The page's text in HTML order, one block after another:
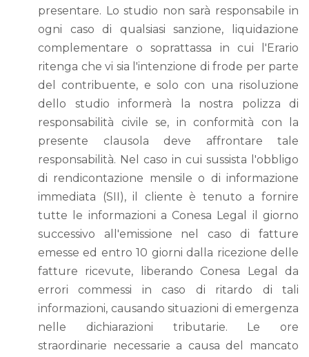
presentare. Lo studio non sarà responsabile in
ogni caso di qualsiasi sanzione, liquidazione
complementare o soprattassa in cui l'Erario
ritenga che vi sia l'intenzione di frode per parte
del contribuente, e solo con una risoluzione
dello studio informerà la nostra polizza di
responsabilità civile se, in conformità con la
presente clausola deve affrontare tale
responsabilità. Nel caso in cui sussista l'obbligo
di rendicontazione mensile o di informazione
immediata (SII), il cliente è tenuto a fornire
tutte le informazioni a Conesa Legal il giorno
successivo all'emissione nel caso di fatture
emesse ed entro 10 giorni dalla ricezione delle
fatture ricevute, liberando Conesa Legal da
errori commessi in caso di ritardo di tali
informazioni, causando situazioni di emergenza
nelle dichiarazioni tributarie. Le ore
straordinarie necessarie a causa del mancato